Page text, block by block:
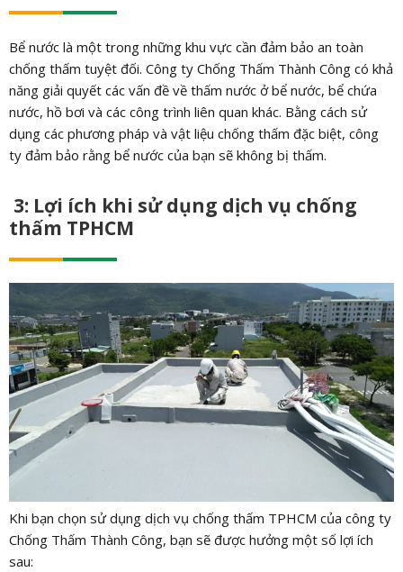
Bể nước là một trong những khu vực cần đảm bảo an toàn
chống thấm tuyệt đối. Công ty Chống Thấm Thành Công có khả
năng giải quyết các vấn đề về thấm nước ở bể nước, bể chứa
nước, hồ bơi và các công trình liên quan khác. Bằng cách sử
dụng các phương pháp và vật liệu chống thấm đặc biệt, công
ty đảm bảo rằng bể nước của bạn sẽ không bị thấm.
3: Lợi ích khi sử dụng dịch vụ chống
thấm TPHCM
Khi bạn chọn sử dụng dịch vụ chống thấm TPHCM của công ty
Chống Thấm Thành Công, bạn sẽ được hưởng một số lợi ích
sau: